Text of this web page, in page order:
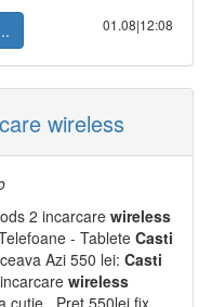
01.08|12:08
wireless
2 incarcare wireless
- Tablete Casti
Azi 550 lei: Casti
wireless
cutie . Pret 550lei fix